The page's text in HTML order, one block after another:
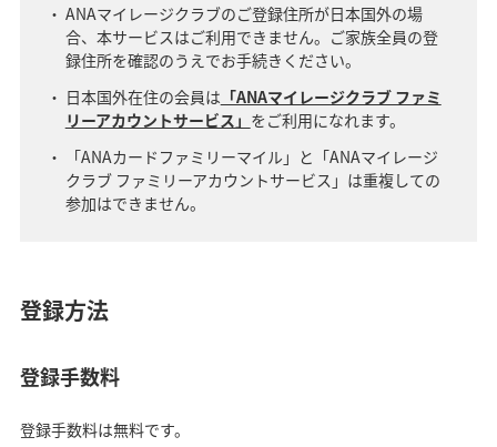
ANAマイレージクラブのご登録住所が日本国外の場
合、本サービスはご利用できません。ご家族全員の登
録住所を確認のうえでお手続きください。
日本国外在住の会員は 「ANAマイレージクラブ ファミ
リーアカウントサービス」 をご利用になれます。
「ANAカードファミリーマイル」と「ANAマイレージ
クラブ ファミリーアカウントサービス」は重複しての
参加はできません。
登録方法
登録手数料
登録手数料は無料です。